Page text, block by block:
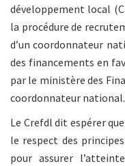
développement local
la procédure de
d’un coordonnateur
des financements en
par le ministère des
coordonnateur national.
Le Crefdl dit espérer
le respect des
pour assurer